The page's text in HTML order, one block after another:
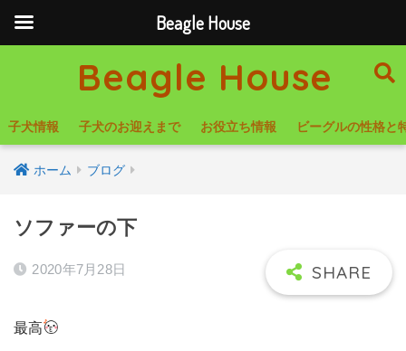
Beagle House
子犬情報 子犬のお迎えまで お役立ち情報 ビーグルの性格と
ホーム ブログ
ソファーの下
2020年7月28日
最高
Beagle House